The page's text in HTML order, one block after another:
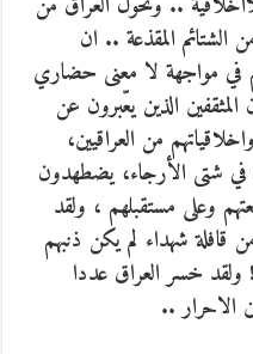
المقذعة .. ان
في مواجهة لا معنى حضاري
الذين يعّبرون عن
من العراقيين،
في شتى الأرجاء، يضطهدون
وعلى مستقبلهم ، ولقد
قافلة شهداء لم يكن ذنبهم
ولقد خسر العراق عددا
الاحرار ..